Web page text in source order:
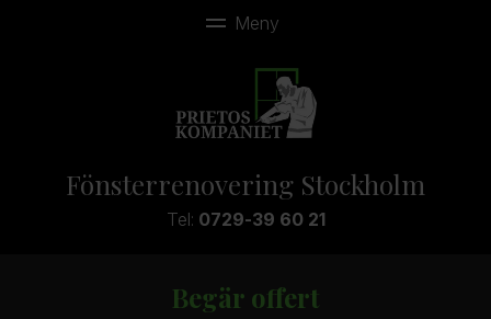
Fönsterrenovering Stockholm
Tel: 0729-39 60 21
Begär offert